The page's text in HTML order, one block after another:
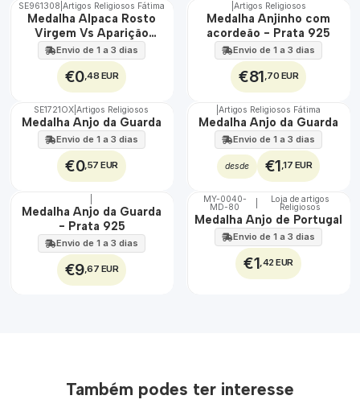
SE961308 Artigos Religiosos Fátima
Medalha Alpaca Rosto
Virgem Vs Aparição
Grande
Envio de 1 a 3 dias
€0,48 EUR
🇵🇹
Artigos Religiosos
Medalha Anjinho com
acordeão - Prata 925
Envio de 1 a 3 dias
€81,70 EUR
SE1721OX |Artigos Religiosos
Medalha Anjo da Guarda
Envio de 1 a 3 dias
€0,57 EUR
TOP
|Artigos Religiosos Fátima
Medalha Anjo da Guarda
Envio de 1 a 3 dias
desde €1,17 EUR
🇵🇹
Não Disponível
Medalha Anjo da Guarda
- Prata 925
Envio de 1 a 3 dias
€9,67 EUR
🇵🇹
100%
MY-0040-
MD-80
Loja de artigos
Religiosos
Medalha Anjo de Portugal
Envio de 1 a 3 dias
€1,42 EUR
Também podes ter interesse